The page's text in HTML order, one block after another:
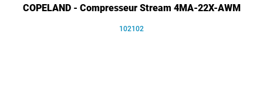
COPELAND - Compresseur Stream 4MA-22X-AWM
102102